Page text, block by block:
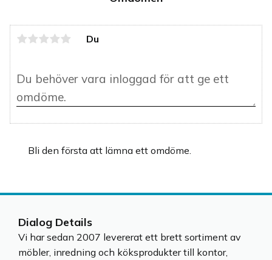
Du
Bli den första att lämna ett omdöme.
Dialog Details
Vi har sedan 2007 levererat ett brett sortiment av
möbler, inredning och köksprodukter till kontor,